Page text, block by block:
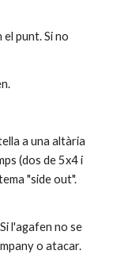
punt. Si no
a una altària
(dos de 5x4 i
"side out".
l'agafen no se
o atacar.